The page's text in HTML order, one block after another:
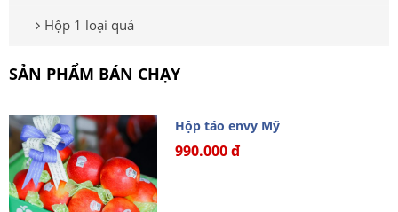
Hộp 1 loại quả
SẢN PHẨM BÁN CHẠY
Hộp táo envy Mỹ
990.000 đ